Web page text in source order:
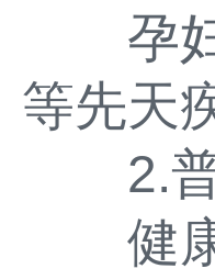
孕妇
等先天
2.普
健康